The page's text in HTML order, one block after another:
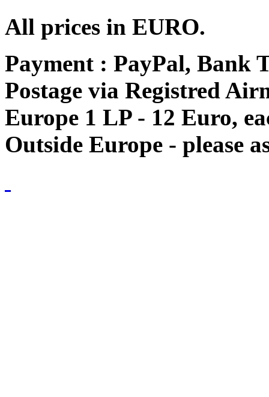
All prices in EURO.
Payment : PayPal, Bank
Postage via Registred
Europe 1 LP - 12 Euro,
Outside Europe - please